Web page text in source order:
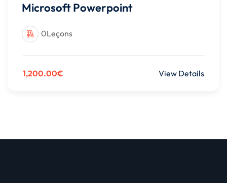
Microsoft Powerpoint
0Leçons
1,200.00€ View Details